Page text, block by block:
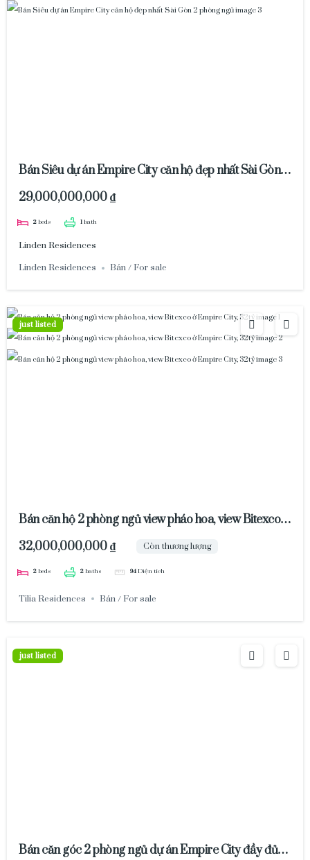
Bán Siêu dự án Empire City căn hộ đẹp nhất Sài Gòn 2
phòng ngủ
29,000,000,000 ₫
2 beds 1bath
Linden Residences
Linden Residences Bán / For sale
just listed
Bán căn hộ 2 phòng ngủ view pháo hoa, view Bitexco ở
Empire City, 32tỷ
32,000,000,000 ₫ Còn thương lượng
2 beds 2baths 94 Diện tích
Tilia Residences Bán / For sale
just listed
Bán căn góc 2 phòng ngủ dự án Empire City đầy đủ